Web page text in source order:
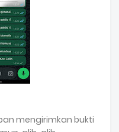
mengirimkan bukti